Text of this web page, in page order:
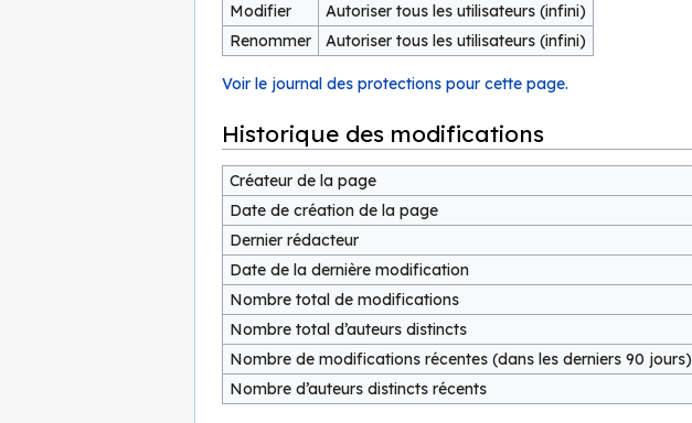
Modifier
Autoriser tous les utilisateurs (infini)
Renommer
Autoriser tous les utilisateurs (infini)
Voir le journal des protections pour cette page.
Historique des modifications
Créateur de la page
Date de création de la page
Dernier rédacteur
Date de la dernière modification
Nombre total de modifications
Nombre total d’auteurs distincts
Nombre de modifications récentes (dans les derniers 90 jours)
Nombre d’auteurs distincts récents